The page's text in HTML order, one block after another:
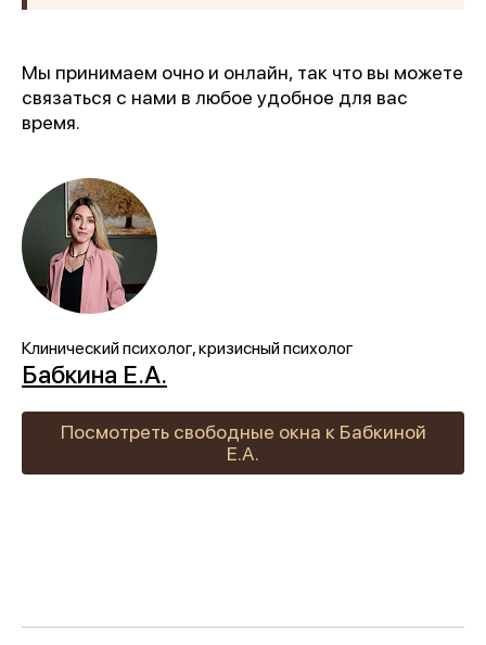
Мы принимаем очно и онлайн, так что вы можете
связаться с нами в любое удобное для вас
время.
Клинический психолог, кризисный психолог
Бабкина Е.А.
Посмотреть свободные окна к Бабкиной
Е.А.